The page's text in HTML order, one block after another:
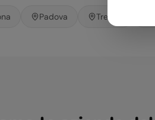
Padova Treviso